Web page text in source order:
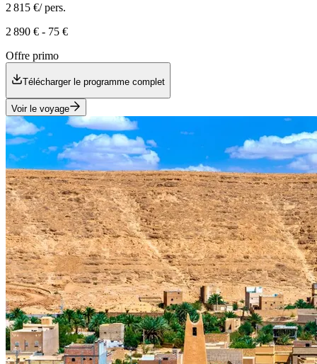
2 815 €/ pers.
2 890 € - 75 €
Offre primo
Télécharger le programme complet
Voir le voyage